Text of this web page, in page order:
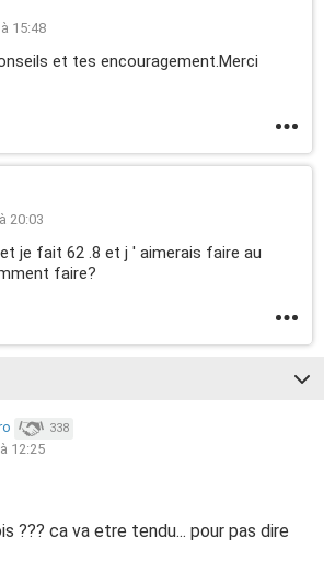
15:48
et tes encouragement.Merci
20:03
je fait 62 .8 et j ' aimerais faire au
faire?
338
12:25
??? ca va etre tendu... pour pas dire